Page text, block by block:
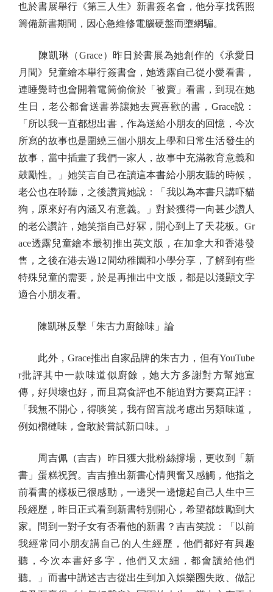
也於書展舉行《第三人生》新書簽名會，他分享找舊照
籌備新書期間，因心急維修電腦硬盤而墮網騙。
陳凱琳（Grace）昨日於書展為她創作的《承愛日
月間》兒童繪本舉行簽書會，她透露自己從小愛看書，
連睡覺時也會開着電筒偷偷於「被竇」看書，到現在她
生日，老公都會送書券讓她去買喜歡的書，Grace說：
「所以我一直都想出書，作為送給小朋友的回憶，今次
所寫的故事也是圍繞三個小朋友上學和日常生活發生的
故事，當中插畫了我們一家人，故事中充滿教育意義和
鼓勵性。」她笑言自己在讀這本書給小朋友聽的時候，
老公也在聆聽，之後讚賞她說：「我以為本書只講吓貓
狗，原來好有內涵又有意義。」對於獲得一向甚少讚人
的老公讚許，她笑指自己好冧，開心到上了天花板。Gr
ace透露兒童繪本最初推出英文版，在加拿大和香港發
售，之後在港去過12間幼稚園和小學分享，了解到有些
特殊兒童的需要，於是再推出中文版，都是以淺顯文字
適合小朋友看。
陳凱琳反擊「朱古力廚餘味」論
此外，Grace推出自家品牌的朱古力，但有YouTube
r批評其中一款味道似廚餘，她大方多謝對方幫她宣
傳，好與壞也好，而且寫食評也不能迫對方要寫正評：
「我無不開心，得啖笑，我有留言說考慮出另類味道，
例如榴槤味，會敢於嘗試新口味。」
周吉佩（吉吉）昨日獲大批粉絲撐場，更收到「新
書」蛋糕祝賀。吉吉推出新書心情興奮又感觸，他指之
前看書的樣板已很感動，一邊哭一邊憶起自己人生中三
段經歷，昨日正式看到新書特別開心，希望都鼓勵到大
家。問到一對子女有否看他的新書？吉吉笑說：「以前
我經常同小朋友講自己的人生經歷，他們都好有興趣
聽，今次本書好多字，他們又太細，都會讀給他們
聽。」而書中講述吉吉從出生到加入娛樂圈失敗、做記